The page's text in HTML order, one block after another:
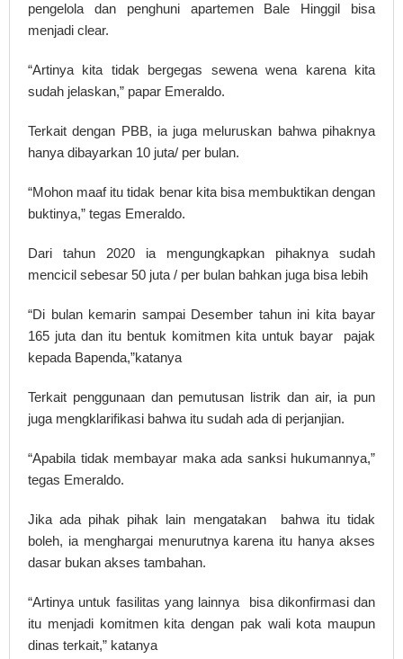
pengelola dan penghuni apartemen Bale Hinggil bisa
menjadi clear.
“Artinya kita tidak bergegas sewena wena karena kita
sudah jelaskan,” papar Emeraldo.
Terkait dengan PBB, ia juga meluruskan bahwa pihaknya
hanya dibayarkan 10 juta/ per bulan.
“Mohon maaf itu tidak benar kita bisa membuktikan dengan
buktinya,” tegas Emeraldo.
Dari tahun 2020 ia mengungkapkan pihaknya sudah
mencicil sebesar 50 juta / per bulan bahkan juga bisa lebih
“Di bulan kemarin sampai Desember tahun ini kita bayar
165 juta dan itu bentuk komitmen kita untuk bayar pajak
kepada Bapenda,”katanya
Terkait penggunaan dan pemutusan listrik dan air, ia pun
juga mengklarifikasi bahwa itu sudah ada di perjanjian.
“Apabila tidak membayar maka ada sanksi hukumannya,”
tegas Emeraldo.
Jika ada pihak pihak lain mengatakan bahwa itu tidak
boleh, ia menghargai menurutnya karena itu hanya akses
dasar bukan akses tambahan.
“Artinya untuk fasilitas yang lainnya bisa dikonfirmasi dan
itu menjadi komitmen kita dengan pak wali kota maupun
dinas terkait,” katanya